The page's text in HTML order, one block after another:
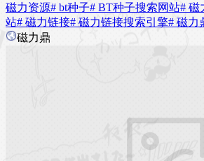
磁力资源# bt种子# BT种子搜索网站# 磁
站# 磁力链接# 磁力链接搜索引擎# 磁力
磁力鼎